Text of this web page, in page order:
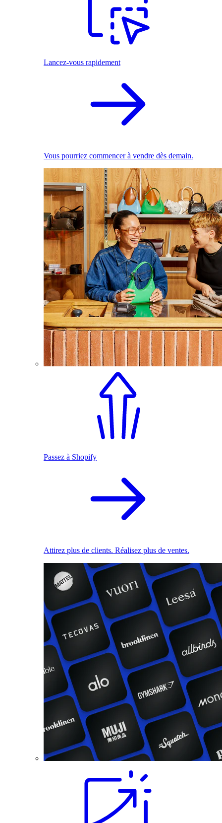
Lancez-vous rapidement
Vous pourriez commencer à vendre dès demain.
Passez à Shopify
Attirez plus de clients. Réalisez plus de ventes.